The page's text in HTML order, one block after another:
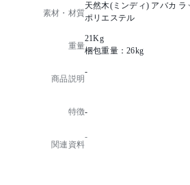
素材・材質
天然木(ミンディ) アバカ
ポリエステル
重量
21Kg
梱包重量：26kg
商品説明
-
特徴-
関連資料
-